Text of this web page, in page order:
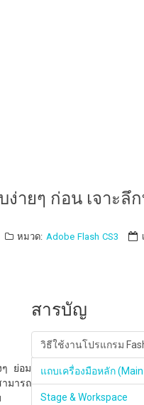
ายๆ ก่อน เจาะลึ
หมวด: Adobe Flash CS3
สารบัญ
วิธีใช้งานโปรแกรม
แถบเครื่องมือหลัก
Stage & Workspace
ๆ ย่อม
มารถ